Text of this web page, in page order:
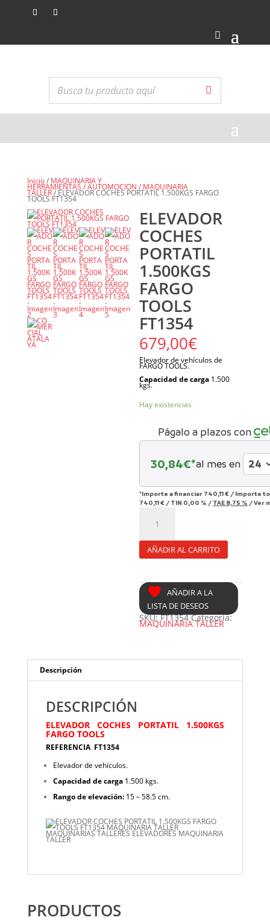
Inicio/ MAQUINARIA Y
HERRAMIENTAS/AUTOMOCION / MAQUINARIA
TALLER/ ELEVADOR COCHES PORTATIL 1.500KGS FARGO
TOOLS FT1354
ELEVADOR
COCHES
PORTATIL
1.500KGS
FARGO
TOOLS
FT1354
679,00€
Elevador de vehículosde
FARGO TOOLS.
Capacidad de carga 1.500
kgs.
Hay existencias
Págalo a plazos con
30,84€*al mes en
*Importe a financiar 740,11 € / Importe
740,11 € / TIN 0,00 % / TAE 8,75 % /Ver
ELEVADOR
PORTATIL
1.500KGS
TOOLS
FT1354
cantidad
AÑADIR AL CARRITO
AÑADIR A LA
LISTA DE DESEOS
SKU:FT1354 Categoría:
MAQUINARIA TALLER
Descripción
DESCRIPCIÓN
ELEVADOR COCHES PORTATIL 1.500KGS
FARGO TOOLS
REFERENCIA FT1354
Elevador de vehículos.
Capacidad de carga1.500 kgs.
Rango de elevación:15 – 58.5 cm.
PRODUCTOS